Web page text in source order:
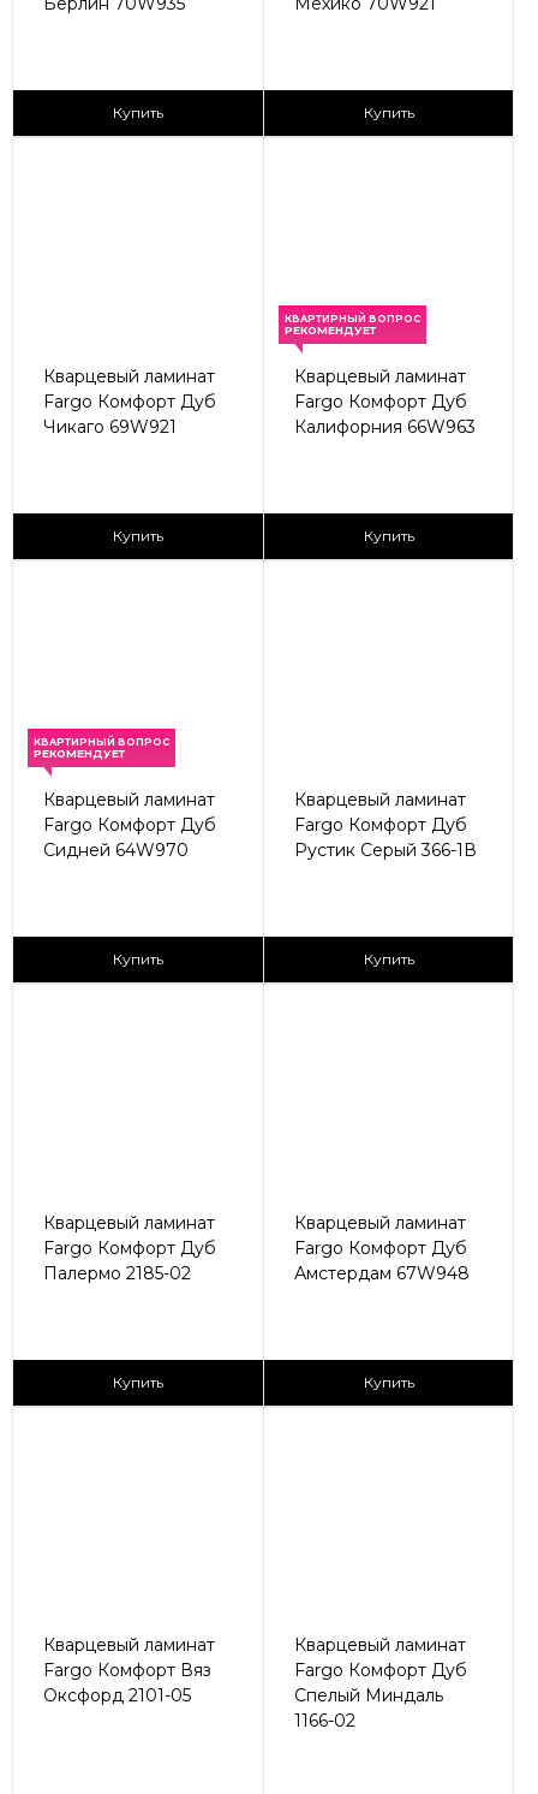
2
Купить
2
Купить
Кварцевый ламинат
Fargo Комфорт Дуб
Чикаго 69W921
2
Купить
КВАРТИРНЫЙ ВОПРОС
РЕКОМЕНДУЕТ
Кварцевый ламинат
Fargo Комфорт Дуб
Калифорния 66W963
2
Купить
КВАРТИРНЫЙ ВОПРОС
РЕКОМЕНДУЕТ
Кварцевый ламинат
Fargo Комфорт Дуб
Сидней 64W970
2
Купить
Кварцевый ламинат
Fargo Комфорт Дуб
Рустик Серый 366-1В
2
Купить
Кварцевый ламинат
Fargo Комфорт Дуб
Палермо 2185-02
2
Купить
Кварцевый ламинат
Fargo Комфорт Дуб
Амстердам 67W948
2
Купить
Кварцевый ламинат
Fargo Комфорт Вяз
Оксфорд 2101-05
Кварцевый ламинат
Fargo Комфорт Дуб
Спелый Миндаль
1166-02